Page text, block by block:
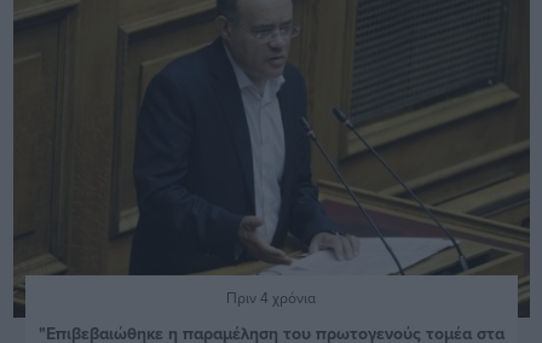
Πριν 4 χρόνια
"Επιβεβαιώθηκε η παραμέληση του πρωτογενούς τομέα στα